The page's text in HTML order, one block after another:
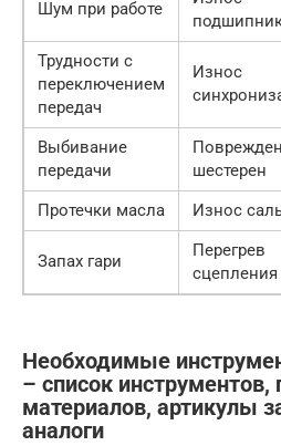
Шум при работе
Трудности с
переключением
передач
Износ
Выбивание
передачи
шестерен
Протечки масла
Износ
Запах гари
Перегрев
сцепления
Необходимые
– список инструментов,
материалов, артикулы
аналоги